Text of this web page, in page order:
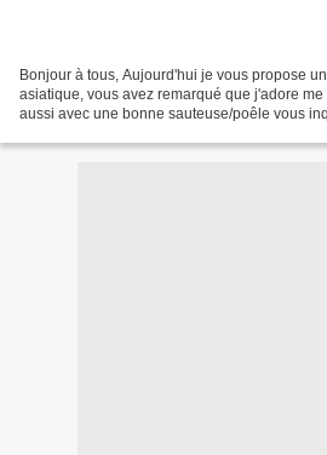
Bonjour à tous, Aujourd'hui je vous propose
asiatique, vous avez remarqué que j'adore
aussi avec une bonne sauteuse/poêle vous